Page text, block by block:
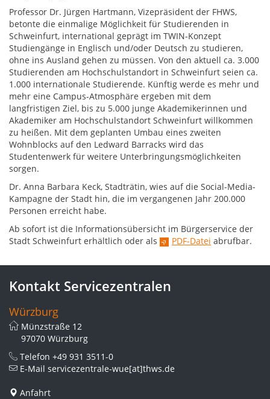
Professor Dr. Jürgen Hartmann, Vizepräsident der FHWS,
betonte die einmalige Möglichkeit für Studierenden in
Schweinfurt, international geprägt im TWIN-Konzept
Studiengänge in Englisch und/oder Deutsch zu studieren,
ohne ins Ausland gehen zu müssen. Von den aktuell ca. 3.000
Studierenden am Hochschulstandort in Schweinfurt seien ca.
1.000 internationale Studierende. Künftig werde es mehr und
mehr eine Campus-Atmosphäre ergeben mit dem
langfristigen Ziel, bis zu 5.000 junge Akademikerinnen und
Akademiker am Hochschulstandort Schweinfurt willkommen
zu heißen. Mit dem geplanten Umbau eines zweiten
Wohnblocks auf den Ledward Barracks wird das
Studentenwerk für weitere Unterbringungsmöglichkeiten
sorgen.
Dr. Anna Barbara Keck, Stadträtin, wies auf die Social-Media-
Kampagne der Stadt hin, die im vergangenen Jahr 200.000
Personen erreicht habe.
Ab sofort ist die Informationsübersicht im Bürgerservice der
Stadt Schweinfurt erhältlich oder als
PDF-Datei abrufbar.
Kontakt Servicezentralen
Würzburg
Münzstraße 12
97070 Würzburg
Telefon +49 931 3511-0
E-Mail servicezentrale-wue[at]thws.de
Anfahrt